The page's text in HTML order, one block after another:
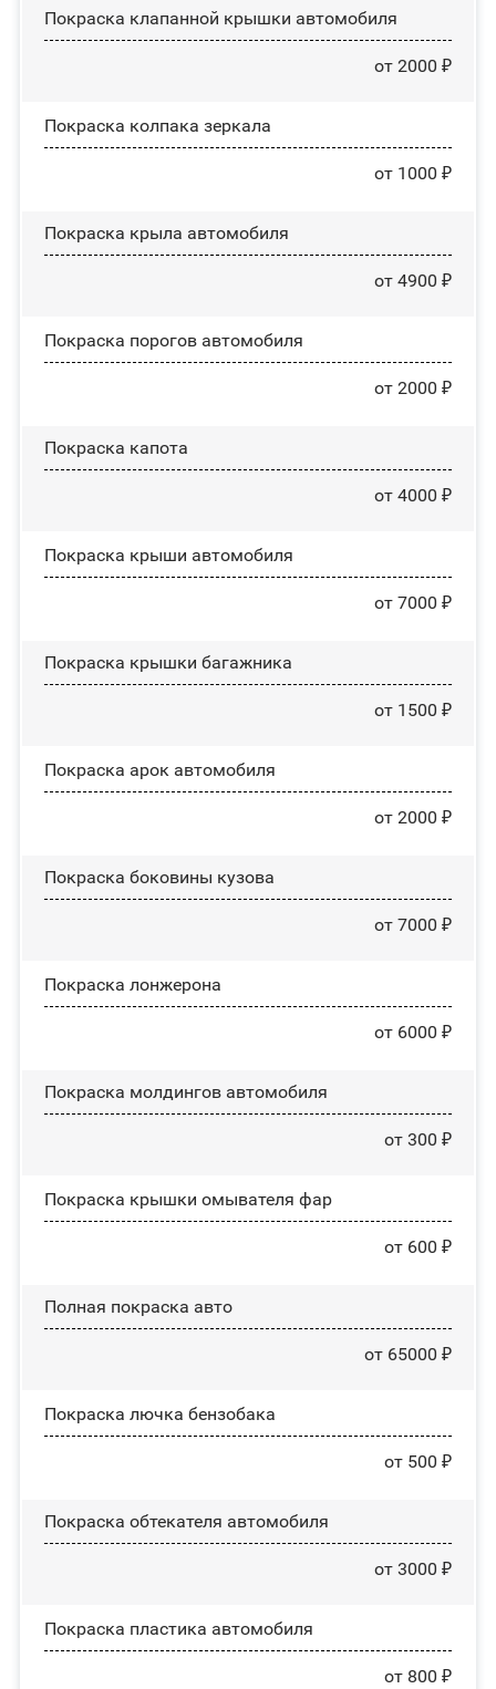
Покраска клапанной крышки автомобиля
от 2000 ₽
Покраска колпака зеркала
от 1000 ₽
Покраска крыла автомобиля
от 4900 ₽
Покраска порогов автомобиля
от 2000 ₽
Покраска капота
от 4000 ₽
Покраска крыши автомобиля
от 7000 ₽
Покраска крышки багажника
от 1500 ₽
Покраска арок автомобиля
от 2000 ₽
Покраска боковины кузова
от 7000 ₽
Покраска лонжерона
от 6000 ₽
Покраска молдингов автомобиля
от 300 ₽
Покраска крышки омывателя фар
от 600 ₽
Полная покраска авто
от 65000 ₽
Покраска лючка бензобака
от 500 ₽
Покраска обтекателя автомобиля
от 3000 ₽
Покраска пластика автомобиля
от 800 ₽